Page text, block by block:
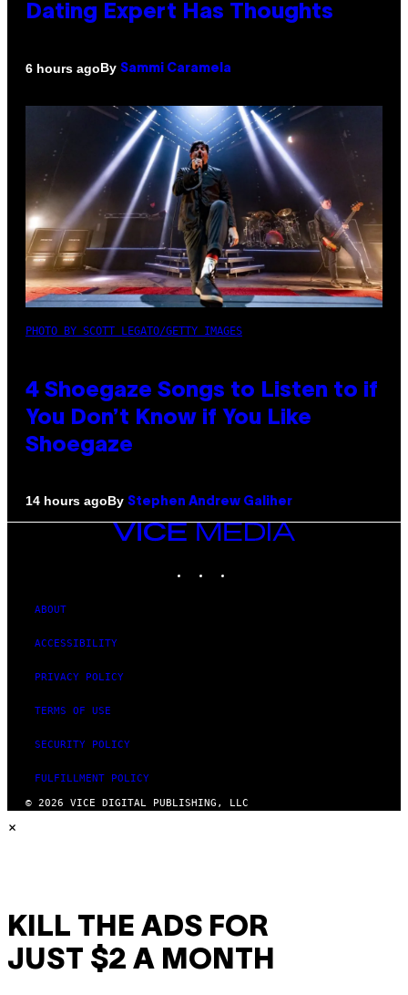
Dating Expert Has Thoughts
6 hours agoBy Sammi Caramela
PHOTO BY SCOTT LEGATO/GETTY IMAGES
4 Shoegaze Songs to Listen to if
You Don’t Know if You Like
Shoegaze
14 hours agoBy Stephen Andrew Galiher
VICE
MEDIA
ABOUT
ACCESSIBILITY
PRIVACY POLICY
TERMS OF USE
SECURITY POLICY
FULFILLMENT POLICY
© 2026 VICE DIGITAL PUBLISHING, LLC
×
KILL THE ADS FOR
JUST $2 A MONTH